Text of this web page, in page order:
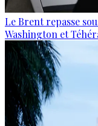
Le Brent repasse
Washington et